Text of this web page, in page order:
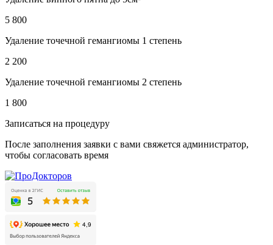
5 800
Удаление точечной гемангиомы 1 степень
2 200
Удаление точечной гемангиомы 2 степень
1 800
Записаться на процедуру
После заполнения заявки с вами свяжется администратор,
чтобы согласовать время